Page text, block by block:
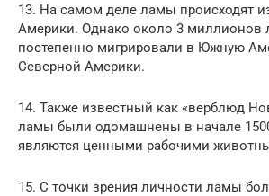
13. На самом деле ламы происходят
Америки. Однако около 3 миллионов
постепенно мигрировали в Южную
Северной Америки.
14. Также известный как «верблюд
ламы были одомашнены в начале
являются ценными рабочими
15. С точки зрения личности ламы